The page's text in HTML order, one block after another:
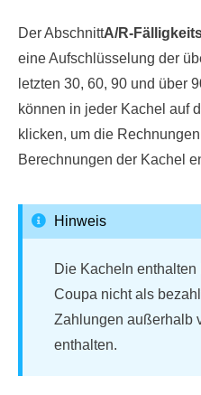
Der AbschnittA/R-
eine Aufschlüsselung der
letzten 30, 60, 90 und über
können in jeder Kachel auf
klicken, um die
Berechnungen der Kachel
Hinweis
Die Kacheln
Coupa nicht als
Zahlungen außerhalb
enthalten.